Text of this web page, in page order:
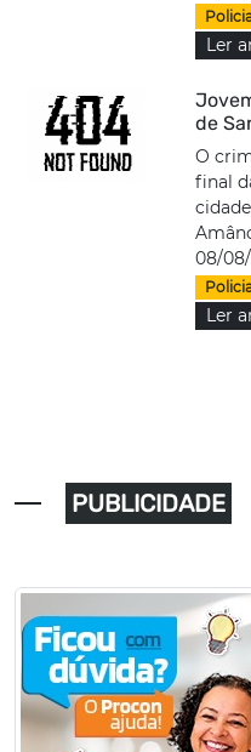
Ler
de
O
final
08/08/
Ler
PUBLICIDADE